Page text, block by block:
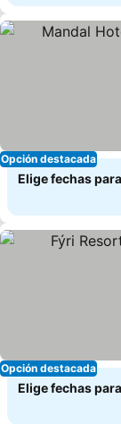
Opción destacada
Elige fechas
Opción destacada
Elige fechas